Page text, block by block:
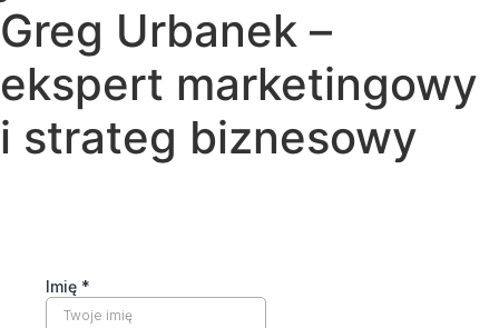
Greg Urbanek –
ekspert marketingowy
i strateg biznesowy